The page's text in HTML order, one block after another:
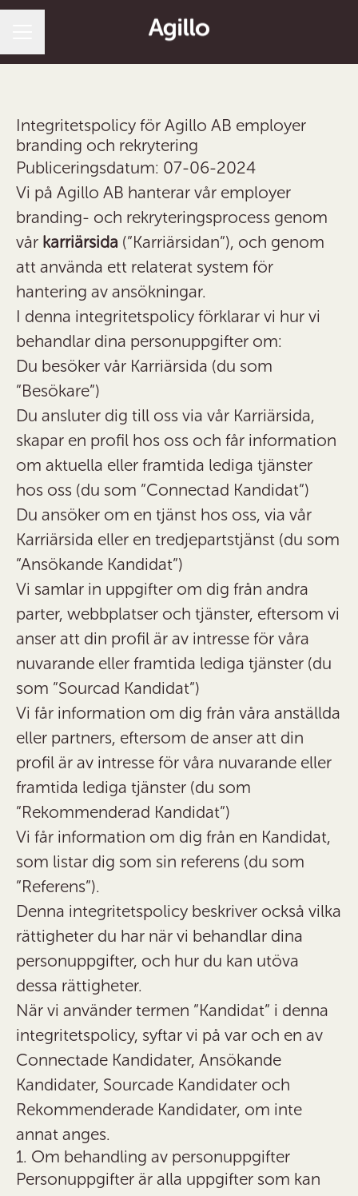
Integritetspolicy för Agillo AB employer
branding och rekrytering
Publiceringsdatum: 07-06-2024
Vi på Agillo AB hanterar vår employer
branding- och rekryteringsprocess genom
vår karriärsida (”Karriärsidan”), och genom
att använda ett relaterat system för
hantering av ansökningar.
I denna integritetspolicy förklarar vi hur vi
behandlar dina personuppgifter om:
Du besöker vår Karriärsida (du som
”Besökare”)
Du ansluter dig till oss via vår Karriärsida,
skapar en profil hos oss och får information
om aktuella eller framtida lediga tjänster
hos oss (du som ”Connectad Kandidat”)
Du ansöker om en tjänst hos oss, via vår
Karriärsida eller en tredjepartstjänst (du som
”Ansökande Kandidat”)
Vi samlar in uppgifter om dig från andra
parter, webbplatser och tjänster, eftersom vi
anser att din profil är av intresse för våra
nuvarande eller framtida lediga tjänster (du
som ”Sourcad Kandidat”)
Vi får information om dig från våra anställda
eller partners, eftersom de anser att din
profil är av intresse för våra nuvarande eller
framtida lediga tjänster (du som
”Rekommenderad Kandidat”)
Vi får information om dig från en Kandidat,
som listar dig som sin referens (du som
”Referens”).
Denna integritetspolicy beskriver också vilka
rättigheter du har när vi behandlar dina
personuppgifter, och hur du kan utöva
dessa rättigheter.
När vi använder termen ”Kandidat” i denna
integritetspolicy, syftar vi på var och en av
Connectade Kandidater, Ansökande
Kandidater, Sourcade Kandidater och
Rekommenderade Kandidater, om inte
annat anges.
1. Om behandling av personuppgifter
Personuppgifter är alla uppgifter som kan